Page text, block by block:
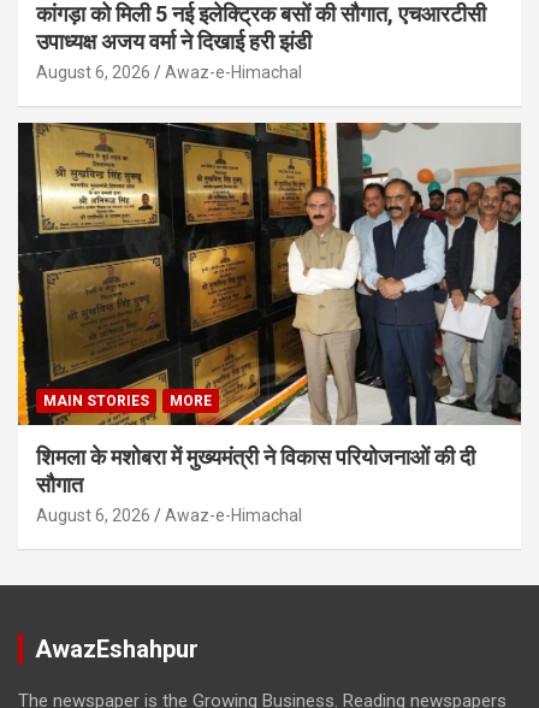
कांगड़ा को मिली 5 नई इलेक्ट्रिक बसों की सौगात, एचआरटीसी
उपाध्यक्ष अजय वर्मा ने दिखाई हरी झंडी
August 6, 2026 Awaz-e-Himachal
MAIN STORIES MORE
शिमला के मशोबरा में मुख्यमंत्री ने विकास परियोजनाओं की दी
सौगात
August 6, 2026 Awaz-e-Himachal
AwazEshahpur
The newspaper is the Growing Business. Reading newspapers